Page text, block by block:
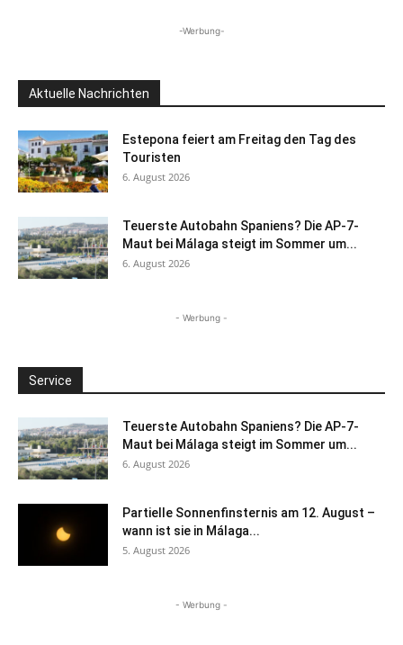
-Werbung-
Aktuelle Nachrichten
Estepona feiert am Freitag den Tag des
Touristen
6. August 2026
Teuerste Autobahn Spaniens? Die AP-7-
Maut bei Málaga steigt im Sommer um...
6. August 2026
- Werbung -
Service
Teuerste Autobahn Spaniens? Die AP-7-
Maut bei Málaga steigt im Sommer um...
6. August 2026
Partielle Sonnenfinsternis am 12. August –
wann ist sie in Málaga...
5. August 2026
- Werbung -